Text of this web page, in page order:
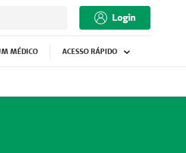
Login
MÉDICO ACESSO RÁPIDO